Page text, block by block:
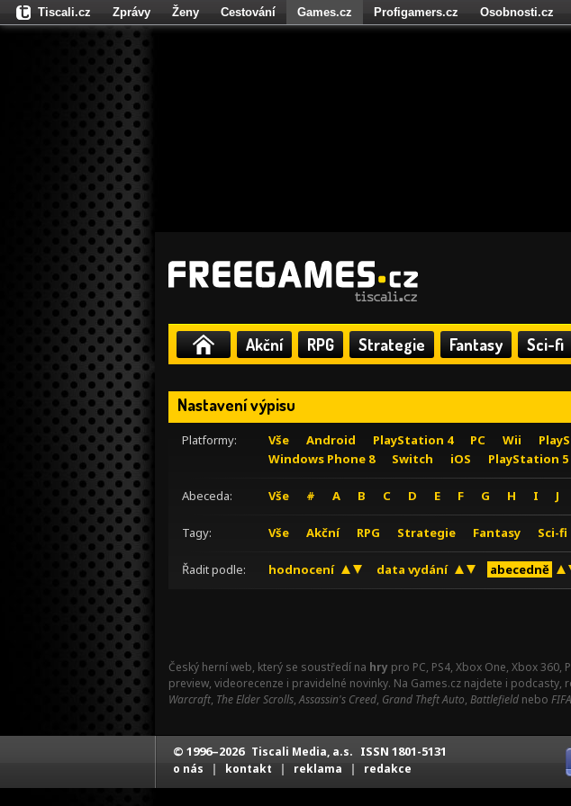
Akční RPG Strategie Fantasy Sci-fi
Nastavení výpisu
Platformy: Vše Android PlayStation 4 PC Wii
Windows Phone 8
Switch iOS PlayStation 5
Abeceda: Vše # A B C D E F G H I J
Tagy: Vše Akční RPG Strategie Fantasy Sci-fi
Řadit podle: hodnocení data vydání abecedně
Český herní web, který se soustředí na hry pro PC, PS4, Xbox One, Xbox 360,
preview, videorecenze i pravidelné novinky. Na Games.cz najdete i
Warcraft, The Elder Scrolls,Assassin's Creed, Grand Theft Auto, Battlefield nebo FIFA
Tiscali.cz Zprávy Ženy Cestování Games.cz Profigamers.cz Osobnosti.cz
Fights.cz
© 1996–2026 Tiscali Media, a.s. ISSN 1801-5131
o nás | kontakt | reklama | redakce